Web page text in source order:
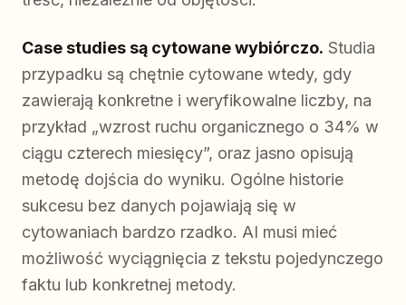
Case studies są cytowane wybiórczo. Studia
przypadku są chętnie cytowane wtedy, gdy
zawierają konkretne i weryfikowalne liczby, na
przykład „wzrost ruchu organicznego o 34% w
ciągu czterech miesięcy”, oraz jasno opisują
metodę dojścia do wyniku. Ogólne historie
sukcesu bez danych pojawiają się w
cytowaniach bardzo rzadko. AI musi mieć
możliwość wyciągnięcia z tekstu pojedynczego
faktu lub konkretnej metody.